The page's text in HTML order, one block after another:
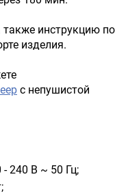
инструкцию по
изделия.
с непушистой
240 В ~ 50 Гц;